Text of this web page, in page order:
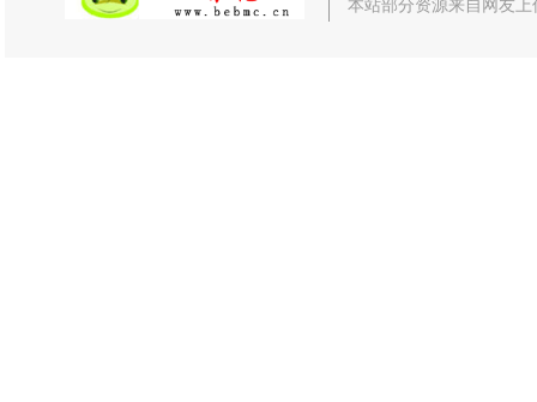
本站部分资源来自网友